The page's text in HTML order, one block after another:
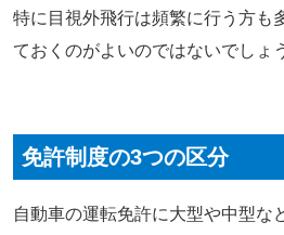
特に目視外飛行は頻繁に行う方も
ておくのがよいのではないでしょ
免許制度の3つの区分
自動車の運転免許に大型や中型な